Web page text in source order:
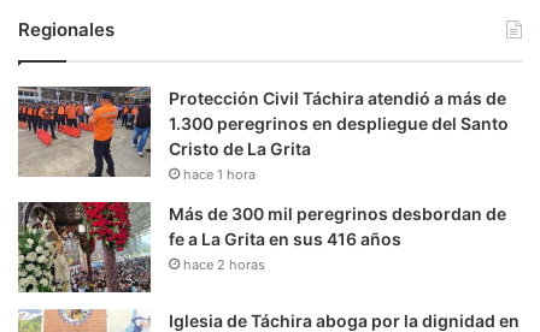
Regionales
Protección Civil Táchira atendió a más de
1.300 peregrinos en despliegue del Santo
Cristo de La Grita
hace 1 hora
Más de 300 mil peregrinos desbordan de
fe a La Grita en sus 416 años
hace 2 horas
Iglesia de Táchira aboga por la dignidad en